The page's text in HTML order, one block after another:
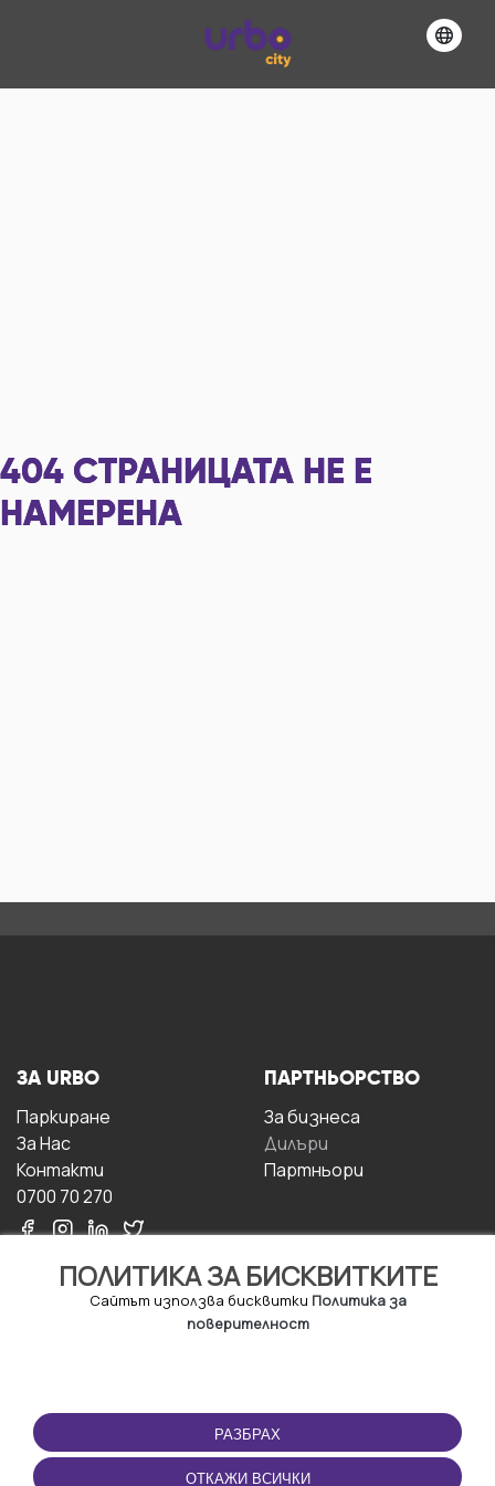
404 СТРАНИЦАТА НЕ Е
НАМЕРЕНА
ПОЛИТИКА ЗА БИСКВИТКИТЕ
Сайтът използва бисквитки Политика за
поверителност
РАЗБРАХ
ОТКАЖИ ВСИЧКИ
ЗА URBO
Паркиране
За Hас
Контакти
0700 70 270
ПАРТНЬОРСТВО
За бизнесa
Дилъри
Партньори
ПОЛЗВАНЕ
Правила и условия за
ползване
ПРИЛОЖЕНИЕТО